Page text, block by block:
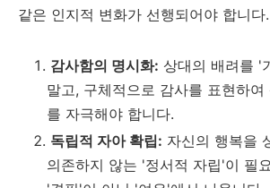
같은 인지적 변화가 선행되어야 합니다.
감사함의 명시화: 상대의 배려를 '
말고, 구체적으로 감사를 표현하
를 자극해야 합니다.
독립적 자아 확립: 자신의 행복을
의존하지 않는 '정서적 자립'이 필